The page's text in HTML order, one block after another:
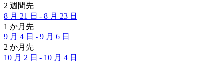
2 週間先
8 月 21 日 - 8 月 23 日
1 か月先
9 月 4 日 - 9 月 6 日
2 か月先
10 月 2 日 - 10 月 4 日